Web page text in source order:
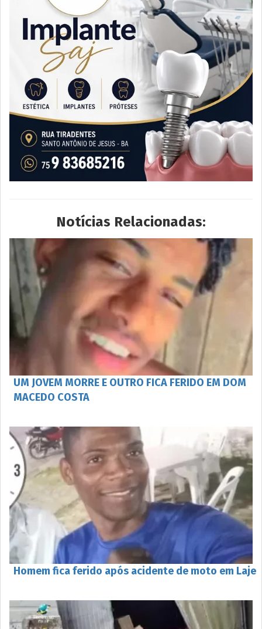
Notícias Relacionadas:
UM JOVEM MORRE E OUTRO FICA FERIDO EM DOM
MACEDO COSTA
Homem fica ferido após acidente de moto em Laje